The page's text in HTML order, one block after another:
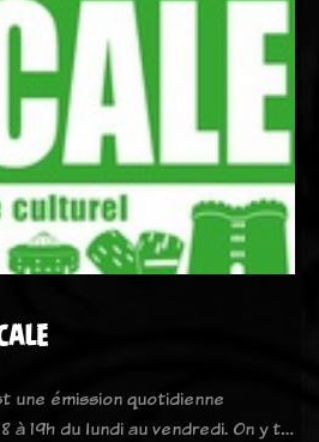
une émission quotidienne
à 19h du lundi au vendredi. On y t…